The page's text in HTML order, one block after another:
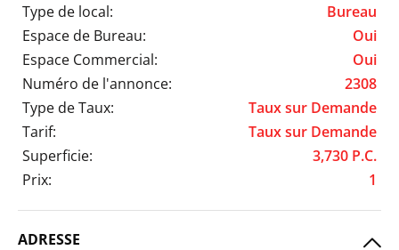
Type de local:
Bureau
Espace de Bureau:
Oui
Espace Commercial:
Oui
Numéro de l'annonce:
2308
Type de Taux:
Taux sur Demande
Tarif:
Taux sur Demande
Superficie:
3,730 P.C.
Prix:
1
ADRESSE